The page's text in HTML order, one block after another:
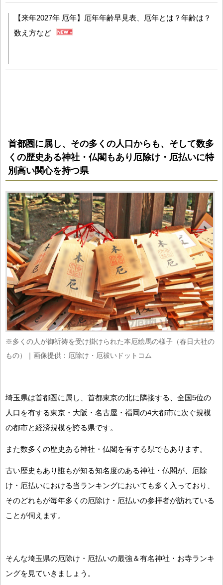
【来年2027年 厄年】厄年年齢早見表、厄年とは？年齢は？
数え方など
首都圏に属し、その多くの人口からも、そして数多
くの歴史ある神社・仏閣もあり厄除け・厄払いに特
別高い関心を持つ県
※多くの人が御祈祷を受け掛けられた本厄絵馬の様子（春日大社の
もの）｜画像提供：厄除け・厄祓いドットコム
埼玉県は首都圏に属し、首都東京の北に隣接する、全国5位の
人口を有する東京・大阪・名古屋・福岡の4大都市に次ぐ規模
の都市と経済規模を誇る県です。
また数多くの歴史ある神社・仏閣を有する県でもあります。
古い歴史もあり誰もが知る知名度のある神社・仏閣が、厄除
け・厄払いにおける当ランキングにおいても多く入っており、
そのどれもが毎年多くの厄除け・厄払いの参拝者が訪れている
ことが伺えます。
そんな埼玉県の厄除け・厄払いの最強＆有名神社・お寺ランキ
ングを見ていきましょう。